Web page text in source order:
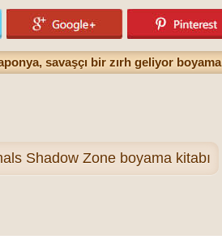
savaşçı bir zırh geliyor boyama
Shadow Zone boyama kitabı